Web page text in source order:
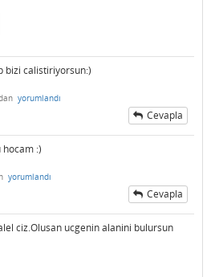
bizi calistiriyorsun:)
yorumlandı
Cevapla
:)
yorumlandı
Cevapla
ciz.Olusan ucgenin alanini bulursun